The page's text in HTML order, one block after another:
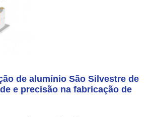
de alumínio São Silvestre de
e precisão na fabricação de